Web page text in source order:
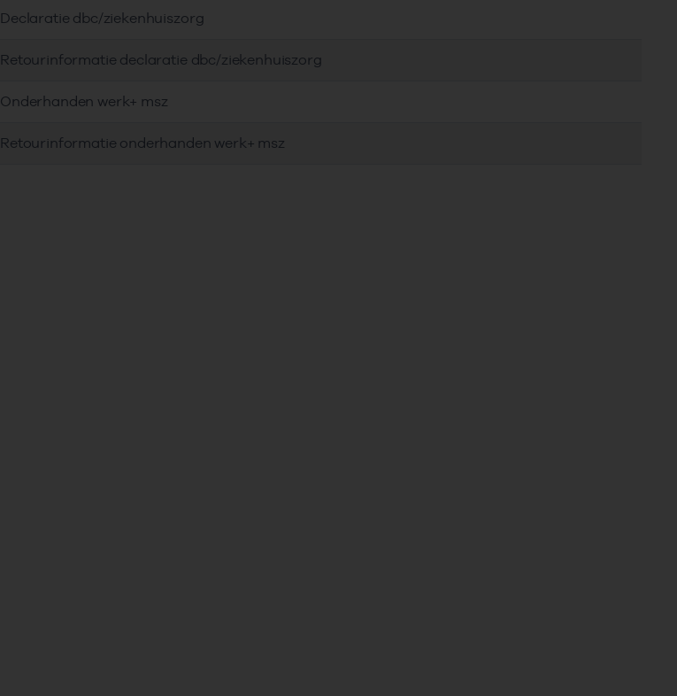
Declaratie dbc/ziekenhuiszorg
Retourinformatie declaratie dbc/ziekenhuiszorg
Onderhanden werk+ msz
Retourinformatie onderhanden werk+ msz